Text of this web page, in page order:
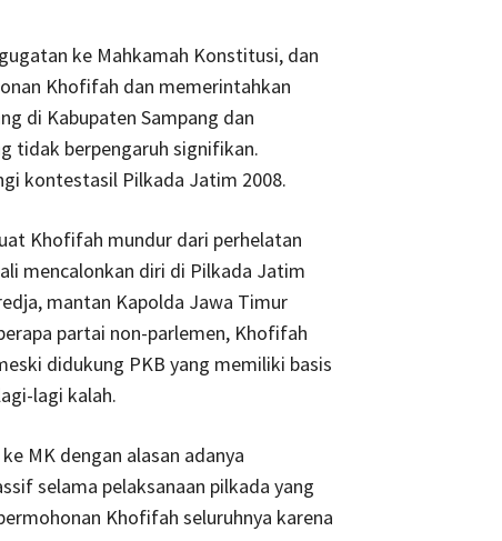
ke Mahkamah Konstitusi, dan
Khofifah dan memerintahkan
di Kabupaten Sampang dan
tidak berpengaruh signifikan.
kontestasil Pilkada Jatim 2008.
Khofifah mundur dari perhelatan
mencalonkan diri di Pilkada Jatim
mantan Kapolda Jawa Timur
partai non-parlemen, Khofifah
didukung PKB yang memiliki basis
lagi kalah.
MK dengan alasan adanya
selama pelaksanaan pilkada yang
Khofifah seluruhnya karena